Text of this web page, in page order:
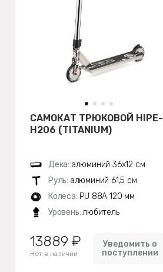
САМОКАТ ТРЮКОВОЙ HIPE-
H206 (TITANIUM)
Дека: алюминий 36х12 см
Руль: алюминий 61,5 см
Колеса: PU 88A 120 мм
Уровень:любитель
13889 ₽
Нет в наличии
Уведомить о
поступлении